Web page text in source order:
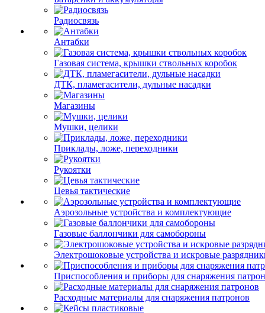
Радиосвязь
Антабки
Газовая система, крышки ствольных коробок
ДТК, пламегасители, дульные насадки
Магазины
Мушки, целики
Приклады, ложе, переходники
Рукоятки
Цевья тактические
Аэрозольные устройства и комплектующие
Газовые баллончики для самобороны
Электрошоковые устройства и искровые
Приспособления и приборы для снаряжения
Расходные материалы для снаряжения патронов